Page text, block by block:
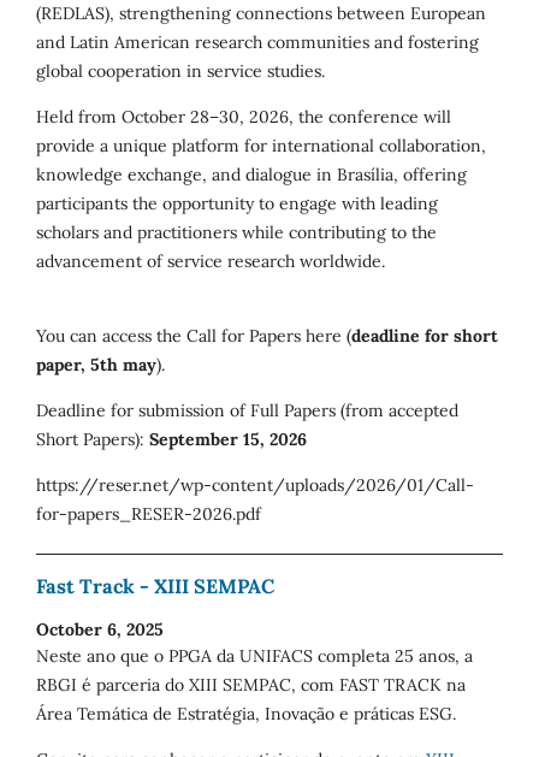
(REDLAS), strengthening connections between European
and Latin American research communities and fostering
global cooperation in service studies.
Held from October 28–30, 2026, the conference will
provide a unique platform for international collaboration,
knowledge exchange, and dialogue in Brasília, offering
participants the opportunity to engage with leading
scholars and practitioners while contributing to the
advancement of service research worldwide.
You can access the Call for Papers here (deadline for short
paper, 5th may).
Deadline for submission of Full Papers (from accepted
Short Papers): September 15, 2026
https://reser.net/wp-content/uploads/2026/01/Call-
for-papers_RESER-2026.pdf
Fast Track - XIII SEMPAC
October 6, 2025
Neste ano que o PPGA da UNIFACS completa 25 anos, a
RBGI é parceria do XIII SEMPAC, com FAST TRACK na
Área Temática de Estratégia, Inovação e práticas ESG.